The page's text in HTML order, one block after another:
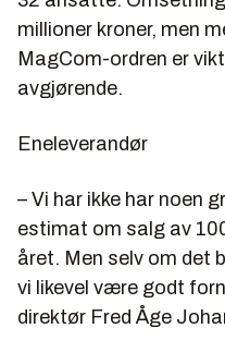
millioner kroner, men
MagCom-ordren er
avgjørende.
Eneleverandør
– Vi har ikke har noen
estimat om salg av
året. Men selv om det
vi likevel være godt
direktør Fred Åge